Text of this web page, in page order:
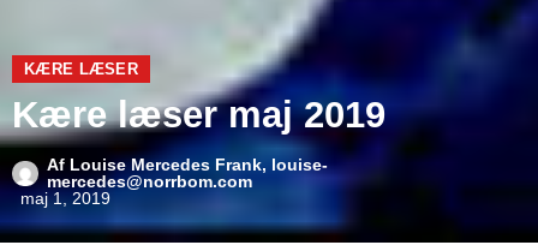
KÆRE LÆSER
Kære læser maj 2019
AfLouise Mercedes Frank, louise-
mercedes@norrbom.com
maj 1, 2019